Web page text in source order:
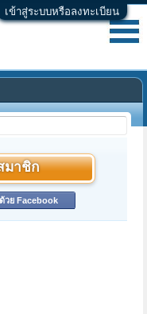
เข้าสู่ระบบหรือลงทะเบียน
มาชิก
วย Facebook